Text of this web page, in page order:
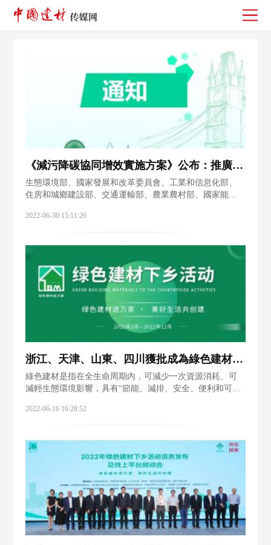
《減污降碳協同增效實施方案》公布：推廣使用綠色建材 大力支持水泥行業原燃料替代……
生態環境部、國家發展和改革委員會、工業和信息化部、
住房和城鄉建設部、交通運輸部、農業農村部、國家能源
方案》已經碳達峰碳中和工作領導小組同意，予以公開。
2022-06-30 15:11:26
浙江、天津、山東、四川獲批成為綠色建材下鄉活動試點地區
綠色建材是指在全生命周期內，可減少一次資源消耗、可
減輕生態環境影響，具有“節能、減排、安全、便利和可循
等方面的需求升級，綠色低碳建材已成為新的消費趨勢。
2022-06-16 16:28:52